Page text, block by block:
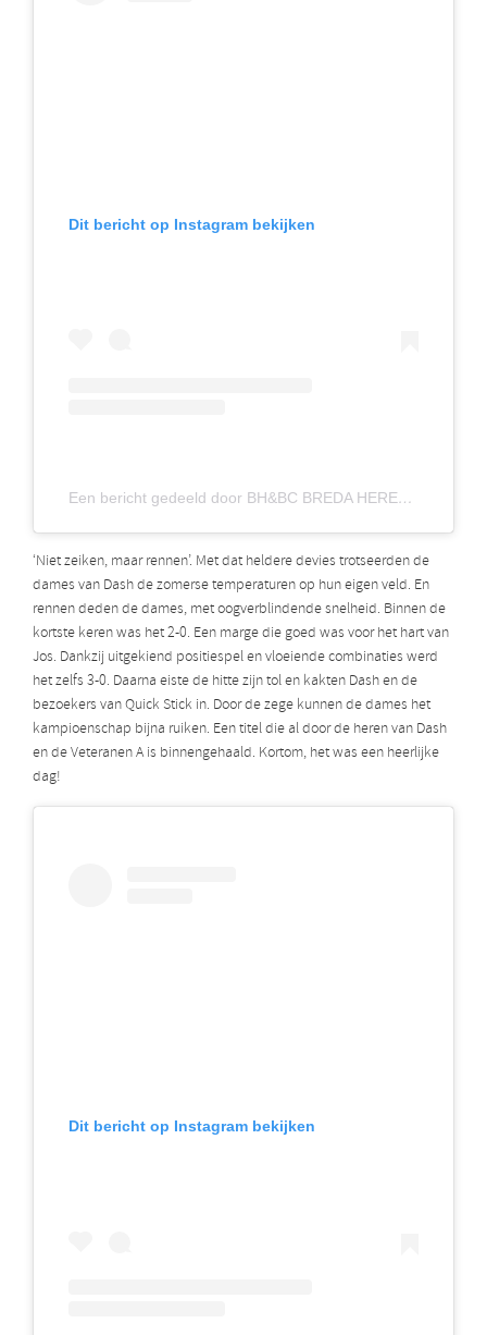
Dit bericht op Instagram bekijken
Een bericht gedeeld door BH&BC BREDA HEREN ÉÉN (@bredaheren1)
‘Niet zeiken, maar rennen’. Met dat heldere devies trotseerden de
dames van Dash de zomerse temperaturen op hun eigen veld. En
rennen deden de dames, met oogverblindende snelheid. Binnen de
kortste keren was het 2-0. Een marge die goed was voor het hart van
Jos. Dankzij uitgekiend positiespel en vloeiende combinaties werd
het zelfs 3-0. Daarna eiste de hitte zijn tol en kakten Dash en de
bezoekers van Quick Stick in. Door de zege kunnen de dames het
kampioenschap bijna ruiken. Een titel die al door de heren van Dash
en de Veteranen A is binnengehaald. Kortom, het was een heerlijke
dag!
Dit bericht op Instagram bekijken